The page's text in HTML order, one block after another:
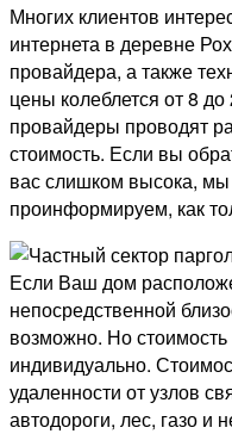
Многих клиентов
интернета в деревне
провайдера, а также
цены колеблется от 8
провайдеры проводят
стоимость. Если вы
вас слишком высока, мы
проинформируем, как
Если Ваш дом
непосредственной
возможно. Но стоимость
индивидуально.
удаленности от узлов
автодороги, лес, газо и